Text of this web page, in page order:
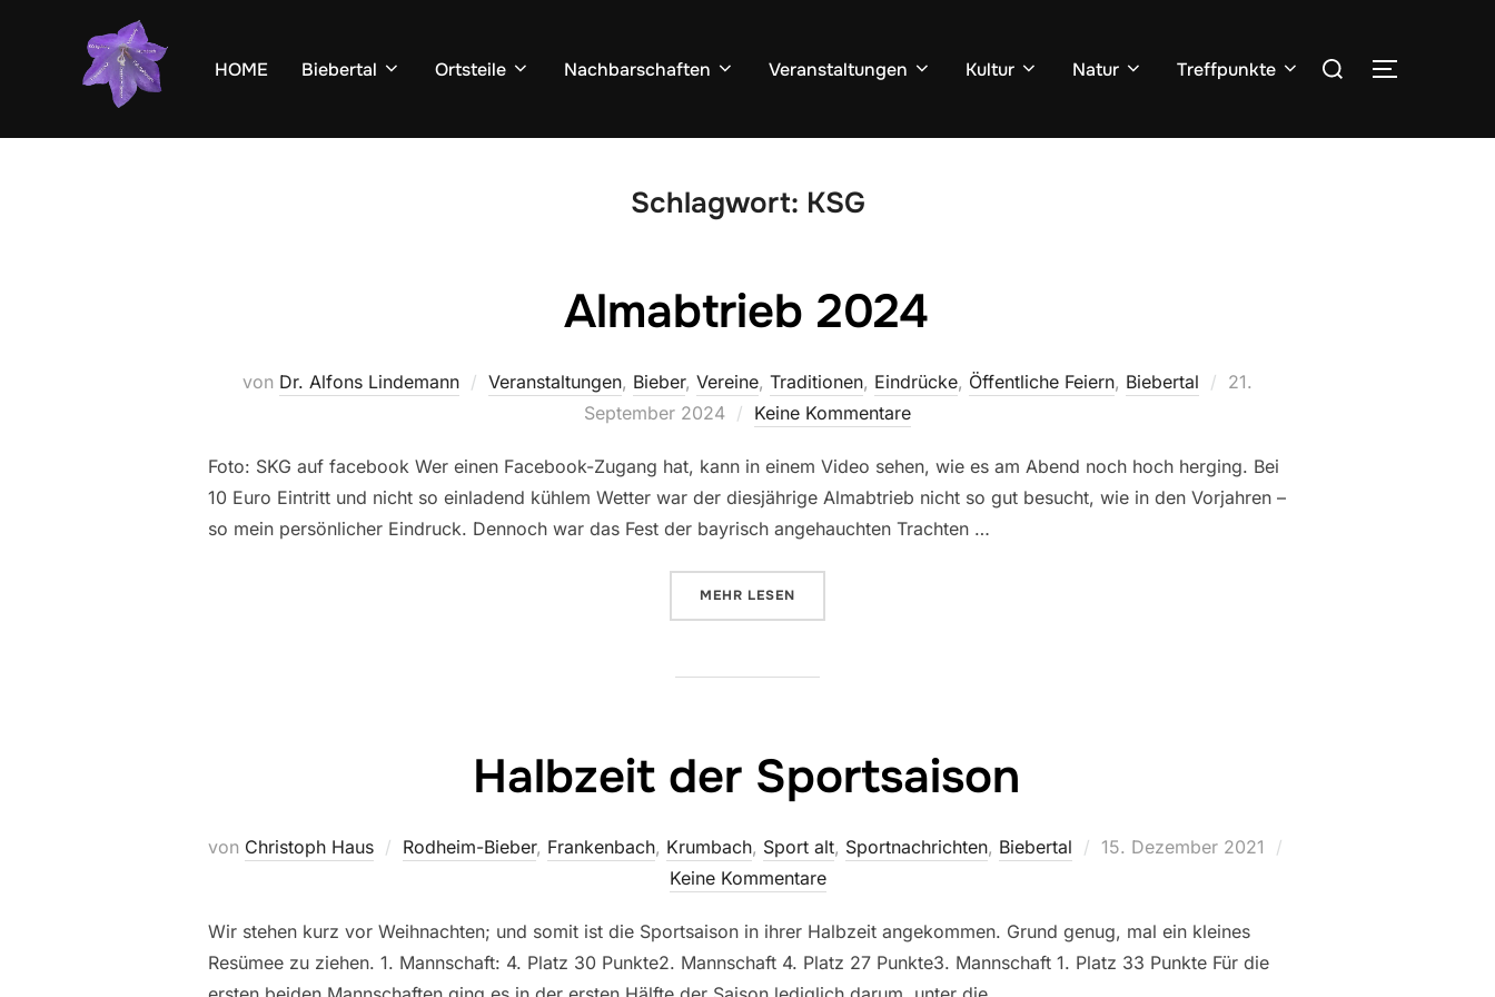
HOME Biebertal Ortsteile Nachbarschaften Veranstaltungen Kultur Natur Treffpunkte
Suchen
Schlagwort: KSG
Almabtrieb 2024
von Dr. Alfons Lindemann Veranstaltungen, Bieber, Vereine, Traditionen, Eindrücke, Öffentliche Feiern, Biebertal
Veröffentlicht
21.
September 2024
Keine Kommentare
Foto: SKG auf facebook Wer einen Facebook-Zugang hat, kann in einem Video sehen, wie es am Abend noch hoch herging. Bei
10 Euro Eintritt und nicht so einladend kühlem Wetter war der diesjährige Almabtrieb nicht so gut besucht, wie in den Vorjahren –
so mein persönlicher Eindruck. Dennoch war das Fest der bayrisch angehauchten Trachten …
MEHR ÜBER „ALMABTRIEB 2024“
LESEN
Halbzeit der Sportsaison
von Christoph Haus Rodheim-Bieber, Frankenbach, Krumbach, Sport alt, Sportnachrichten, Biebertal
Veröffentlicht
15. Dezember 2021
Keine Kommentare
Wir stehen kurz vor Weihnachten; und somit ist die Sportsaison in ihrer Halbzeit angekommen. Grund genug, mal ein kleines
Resümee zu ziehen. 1. Mannschaft: 4. Platz 30 Punkte2. Mannschaft 4. Platz 27 Punkte3. Mannschaft 1. Platz 33 Punkte Für die